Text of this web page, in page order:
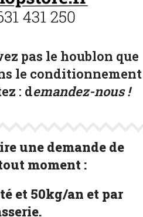
pas le houblon que
le conditionnement
: demandez-nous !
une demande de
moment :
et 50kg/an et par